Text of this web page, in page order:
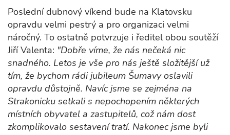
Poslední dubnový víkend bude na Klatovsku
opravdu velmi pestrý a pro organizaci velmi
náročný. To ostatně potvrzuje i ředitel obou soutěží
Jiří Valenta: "Dobře víme, že nás nečeká nic
snadného. Letos je vše pro nás ještě složitější už
tím, že bychom rádi jubileum Šumavy oslavili
opravdu důstojně. Navíc jsme se zejména na
Strakonicku setkali s nepochopením některých
místních obyvatel a zastupitelů, což nám dost
zkomplikovalo sestavení tratí. Nakonec jsme byli